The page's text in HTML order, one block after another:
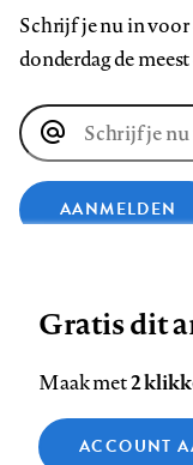
Schrijf je nu in
donderdag de
E-
mailadres
AANMELDEN
op
op
op
Contact Colofon
Gratis dit
Maak met2
ACCOUNT
Zie onze cookie policy